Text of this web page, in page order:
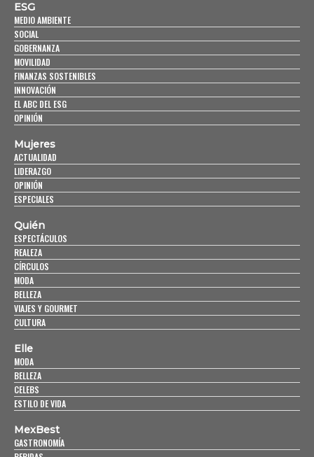
ESG
MEDIO AMBIENTE
SOCIAL
GOBERNANZA
MOVILIDAD
FINANZAS SOSTENIBLES
INNOVACIÓN
EL ABC DEL ESG
OPINIÓN
Mujeres
ACTUALIDAD
LIDERAZGO
OPINIÓN
ESPECIALES
Quién
ESPECTÁCULOS
REALEZA
CÍRCULOS
MODA
BELLEZA
VIAJES Y GOURMET
CULTURA
Elle
MODA
BELLEZA
CELEBS
ESTILO DE VIDA
MexBest
GASTRONOMÍA